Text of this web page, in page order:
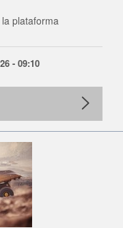
plataforma
- 09:10